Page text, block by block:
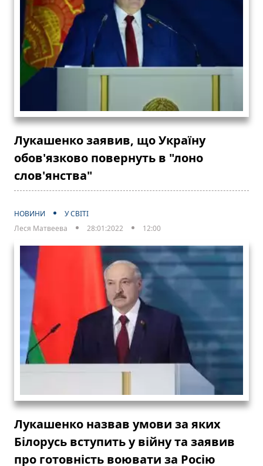
Лукашенко заявив, що Україну
обов'язково повернуть в "лоно
слов'янства"
НОВИНИ
У СВІТІ
Леся Матвеева
28:01:2022 12:00
Лукашенко назвав умови за яких
Білорусь вступить у війну та заявив
про готовність воювати за Росію